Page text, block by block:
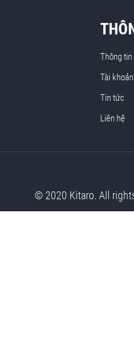
Thông tin
Tài khoản
Tin tức
Liên hệ
© 2020 Kitaro. All